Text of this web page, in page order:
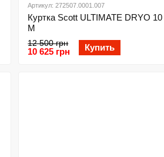
Артикул: 272507.0001.007
Куртка Scott ULTIMATE DRYO
M
12 500 грн
10 625 грн Купить